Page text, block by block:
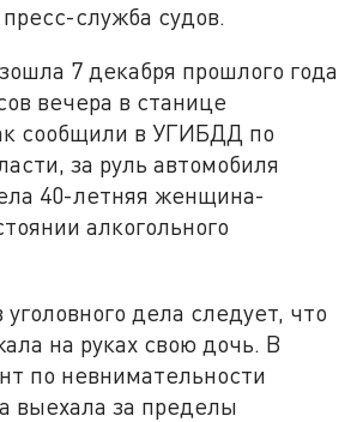
служба судов.
7 декабря прошлого года
вечера в станице
сообщили в УГИБДД по
за руль автомобиля
40-летняя женщина-
алкогольного
дела следует, что
на руках свою дочь. В
по невнимательности
выехала за пределы